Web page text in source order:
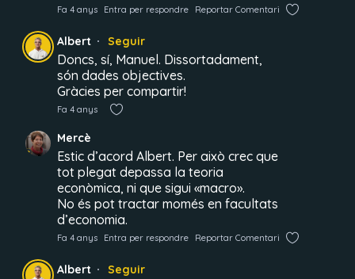
Fa 4 anys Entra per respondre Reportar Comentari
Albert Seguir
Doncs, sí, Manuel. Dissortadament,
són dades objectives.
Gràcies per compartir!
Fa 4 anys
Mercè
Estic d’acord Albert. Per això crec que
tot plegat depassa la teoria
econòmica, ni que sigui «macro».
No és pot tractar momés en facultats
d’economia.
Fa 4 anys Entra per respondre Reportar Comentari
Albert Seguir